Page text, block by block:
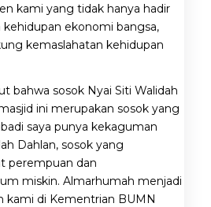
kami yang tidak hanya hadir
ekonomi bangsa,
kemaslahatan kehidupan
bahwa sosok Nyai Siti Walidah
ini merupakan sosok yang
saya punya kekaguman
Dahlan, sosok yang
perempuan dan
miskin. Almarhumah menjadi
kami di Kementrian BUMN